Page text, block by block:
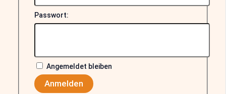
Passwort:
Angemeldet bleiben
Anmelden